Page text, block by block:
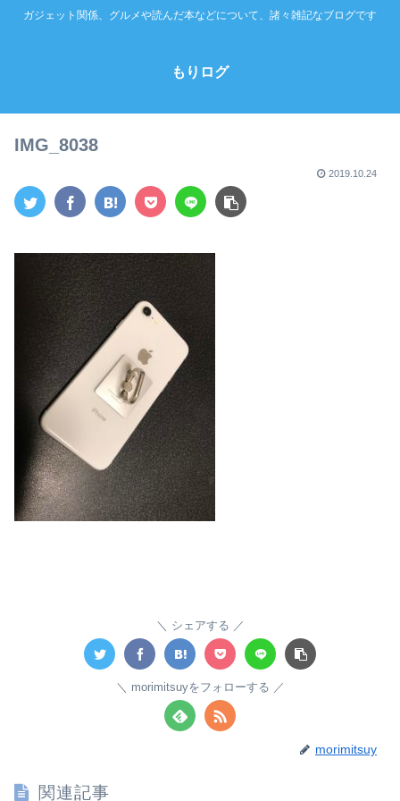
ガジェット関係、グルメや読んだ本などについて、諸々雑記なブログです
もりログ
IMG_8038
2019.10.24
シェアする
morimitsuyをフォローする
morimitsuy
関連記事